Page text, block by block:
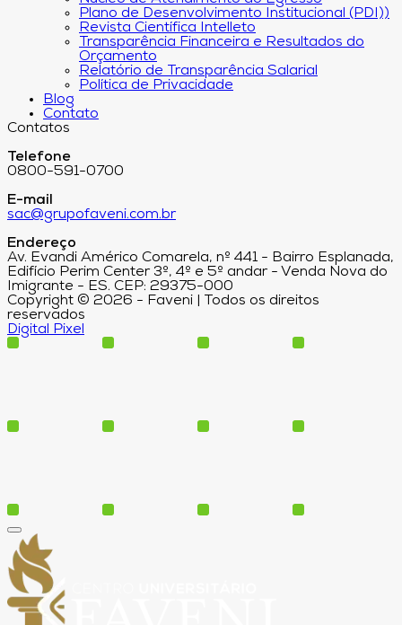
Plano de Desenvolvimento Institucional (PDI))
Revista Científica Intelleto
Transparência Financeira e Resultados do
Orçamento
Relatório de Transparência Salarial
Política de Privacidade
Blog
Contato
Contatos
Telefone
0800-591-0700
E-mail
sac@grupofaveni.com.br
Endereço
Av. Evandi Américo Comarela, nº 441 - Bairro Esplanada,
Edifício Perim Center 3º, 4º e 5º andar - Venda Nova do
Imigrante - ES. CEP: 29375-000
Copyright © 2026 - Faveni | Todos os direitos
reservados
Digital Pixel